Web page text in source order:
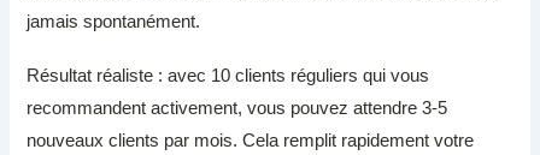
jamais spontanément.
Résultat réaliste : avec 10 clients réguliers qui vous
recommandent activement, vous pouvez attendre 3-5
nouveaux clients par mois. Cela remplit rapidement votre